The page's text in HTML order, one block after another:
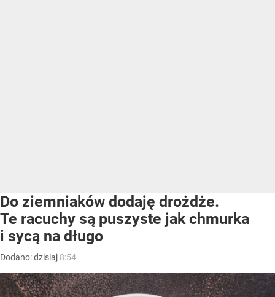
Do ziemniaków dodaję drożdże.
Te racuchy są puszyste jak chmurka
i sycą na długo
Dodano:dzisiaj 8:54